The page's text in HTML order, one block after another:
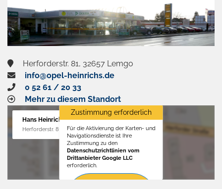
Herforderstr. 81, 32657 Lemgo
info@opel-heinrichs.de
0 52 61 / 20 33
Mehr zu diesem Standort
Hans Heinrichs GmbH
Herforderstr. 81, 32657 Lemgo
Zustimmung erforderlich
Für die Aktivierung der Karten- und
Navigationsdienste ist Ihre
Zustimmung zu den
Datenschutzrichtlinien vom
Drittanbieter Google LLC
erforderlich.